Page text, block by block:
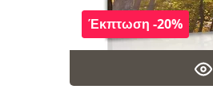
Έκπτωση -20%